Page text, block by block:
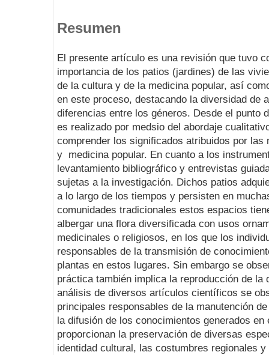
Resumen
El presente artículo es una revisión que tuvo
importancia de los patios (jardines) de las
de la cultura y de la medicina popular, así
en este proceso, destacando la diversidad de
diferencias entre los géneros. Desde el punto
es realizado por medsio del abordaje
comprender los significados atribuidos por
y medicina popular. En cuanto a los
levantamiento bibliográfico y entrevistas
sujetas a la investigación. Dichos patios
a lo largo de los tiempos y persisten en
comunidades tradicionales estos espacios
albergar una flora diversificada con usos
medicinales o religiosos, en los que los
responsables de la transmisión de
plantas en estos lugares. Sin embargo se
práctica también implica la reproducción de la
análisis de diversos artículos científicos se
principales responsables de la manutención
la difusión de los conocimientos generados
proporcionan la preservación de diversas
identidad cultural, las costumbres regionales